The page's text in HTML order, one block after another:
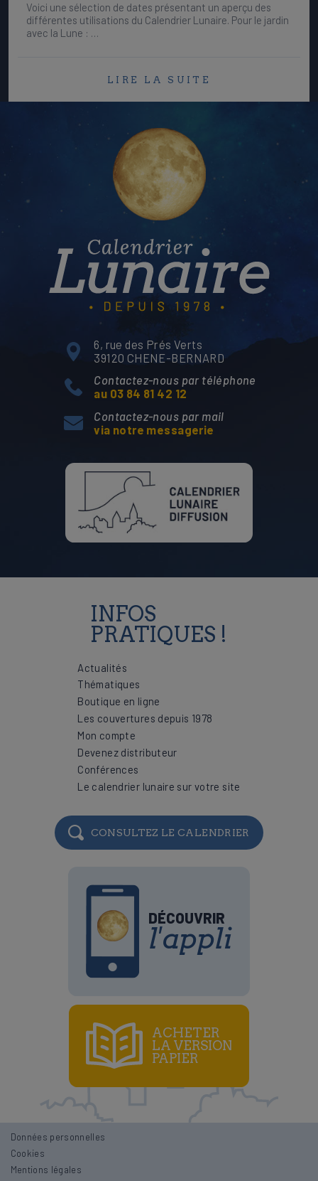
Voici une sélection de dates présentant un aperçu des
différentes utilisations du Calendrier Lunaire. Pour le jardin
avec la Lune : …
LIRE LA SUITE
6, rue des Prés Verts
39120 CHENE-BERNARD
Contactez-nous par téléphone
au 03 84 81 42 12
Contactez-nous par mail
via notre messagerie
INFOS
PRATIQUES !
Actualités
Thématiques
Boutique en ligne
Les couvertures depuis 1978
Mon compte
Devenez distributeur
Conférences
Le calendrier lunaire sur votre site
CONSULTEZ LE CALENDRIER
DÉCOUVRIR
l'appli
ACHETER
LA VERSION
PAPIER
Données personnelles
Cookies
Mentions légales